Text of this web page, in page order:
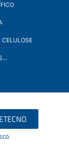
CELULOSE